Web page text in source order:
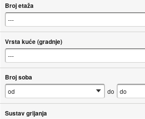
Broj etaža
Vrsta kuće (gradnje)
Broj soba
do
Sustav grijanja